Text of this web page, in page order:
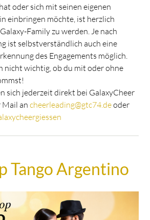
oder sich mit seinen eigenen
einbringen möchte, ist herzlich
Family zu werden. Je nach
ist selbstverständlich auch eine
des Engagements möglich.
nicht wichtig, ob du mit oder ohne
sich jederzeit direkt bei GalaxyCheer
Mail ancheerleading@gtc74.deoder
Tango Argentino